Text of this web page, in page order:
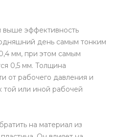
выше эффективность
день самым тонким
мм, при этом самым
0,5 мм. Толщина
от рабочего давления и
той или иной рабочей
на материал из